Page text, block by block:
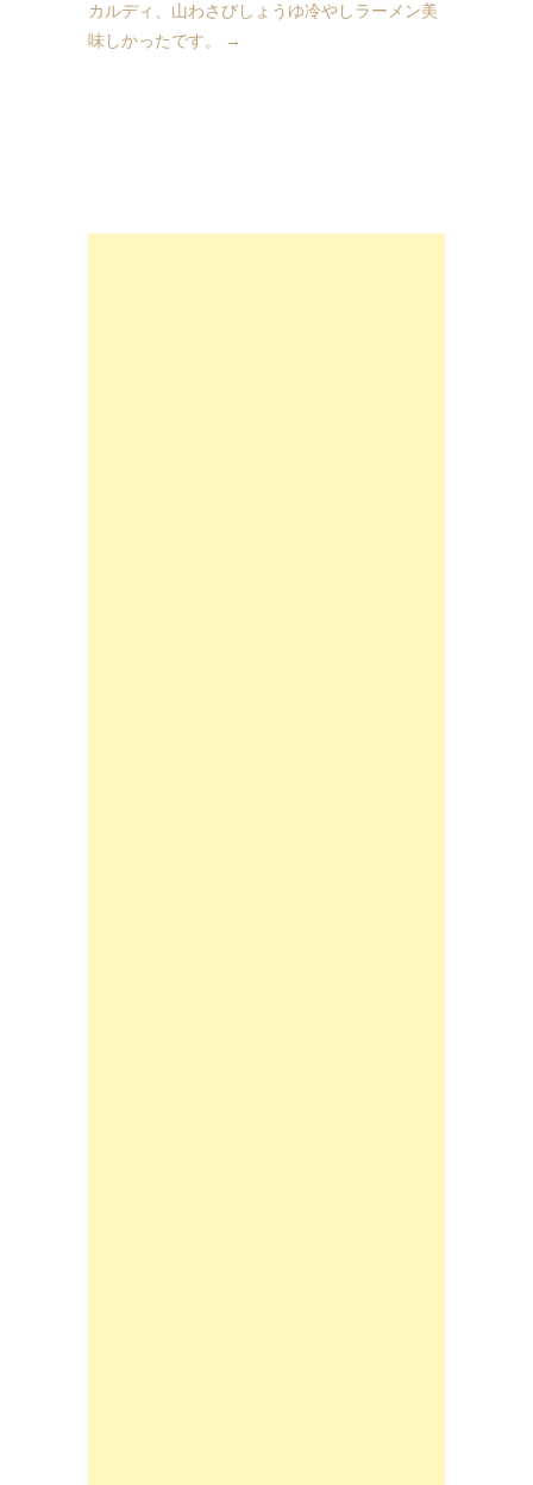
カルディ、山わさびしょうゆ冷やしラーメン美
味しかったです。
→